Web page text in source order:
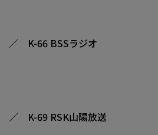
／ K-66 BSSラジオ
／ K-69 RSK山陽放送